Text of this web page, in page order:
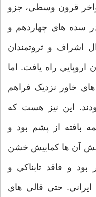
قرون وسطي، جزو
سده هاي چهاردهم و
اشراف و ثروتمندان
اروپايي راه يافت. اما
خاور نزديک فراهم
اين نيز هست كه
بافته از پشم بود و
آن ها كمابيش خشن
و فاقد تابناكي و
حتي قالي هاي